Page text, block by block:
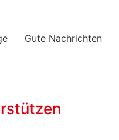
Gute Nachrichten